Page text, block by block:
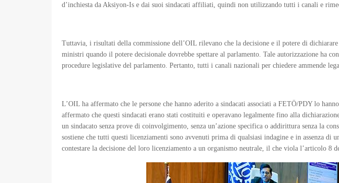
d’inchiesta da Aksiyon-Is e dai suoi sindacati affiliati, quindi non utilizzando tutti i canali e
Tuttavia, i risultati della commissione dell’OIL rilevano che la decisione e il potere di
ministri quando il potere decisionale dovrebbe spettare al parlamento. Tale autorizzazione ha
procedure legislative del parlamento. Pertanto, tutti i canali nazionali per chiedere ammende
L’OIL ha affermato che le persone che hanno aderito a sindacati associati a FETÖ/PDY lo
affermato che questi sindacati erano stati costituiti e operavano legalmente fino alla
un sindacato senza prove di coinvolgimento, senza un’azione specifica o addirittura senza la
sostiene che tutti questi licenziamenti sono avvenuti prima di qualsiasi indagine e in assenza di
contestare la decisione del loro licenziamento a un organismo neutrale, il che viola l’articolo 8